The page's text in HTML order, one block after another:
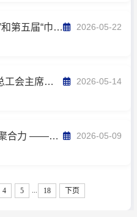
我校第八届“优秀女教职工”和第五届“巾帼标兵岗”评选结果揭晓 2026-05-22
省人大常委会副主任、省总工会主席刘雪荣来校调研 2026-05-14
桃李绿茵竞风采 育人铸魂聚合力 ——第三届师生“桃李杯”足球友谊赛正式开幕 2026-05-09
4 5 18 下页